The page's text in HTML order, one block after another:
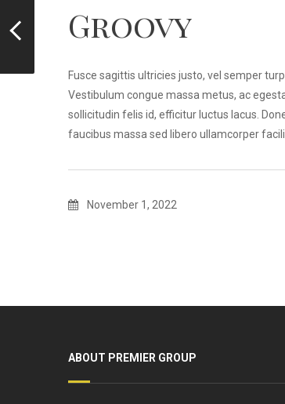
Groovy
Fusce sagittis ultricies justo, vel semper
Vestibulum congue massa metus, ac
sollicitudin felis id, efficitur luctus lacus.
faucibus massa sed libero ullamcorper
November 1, 2022
ABOUT PREMIER GROUP